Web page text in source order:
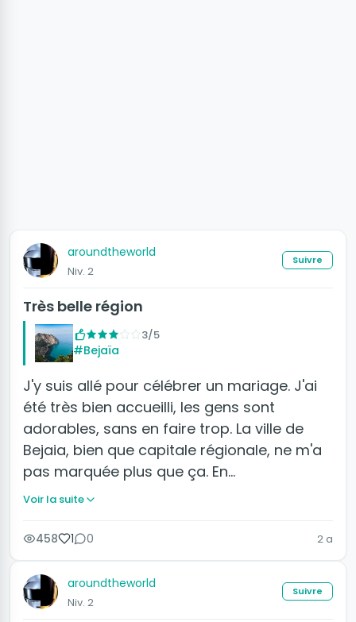
aroundtheworld
Niv. 2
Suivre
Très belle région
3/5
#Bejaïa
J'y suis allé pour célébrer un mariage. J'ai
été très bien accueilli, les gens sont
adorables, sans en faire trop. La ville de
Bejaia, bien que capitale régionale, ne m'a
pas marquée plus que ça. En…
Voir la suite
458 1 0 2 a
aroundtheworld
Niv. 2
Suivre